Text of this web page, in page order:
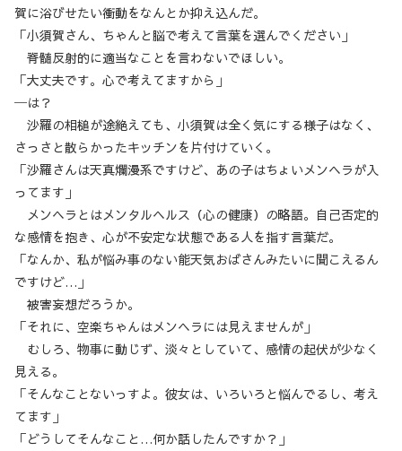
賀に浴びせたい衝動をなんとか抑え込んだ。
「小須賀さん、ちゃんと脳で考えて言葉を選んでください」
脊髄反射的に適当なことを言わないでほしい。
「大丈夫です。心で考えてますから」
─は？
沙羅の相槌が途絶えても、小須賀は全く気にする様子はなく、
さっさと散らかったキッチンを片付けていく。
「沙羅さんは天真爛漫系ですけど、あの子はちょいメンヘラが入
ってます」
メンヘラとはメンタルヘルス（心の健康）の略語。自己否定的
な感情を抱き、心が不安定な状態である人を指す言葉だ。
「なんか、私が悩み事のない能天気おばさんみたいに聞こえるん
ですけど…」
被害妄想だろうか。
「それに、空楽ちゃんはメンヘラには見えませんが」
むしろ、物事に動じず、淡々としていて、感情の起伏が少なく
見える。
「そんなことないっすよ。彼女は、いろいろと悩んでるし、考え
てます」
「どうしてそんなこと…何か話したんですか？」